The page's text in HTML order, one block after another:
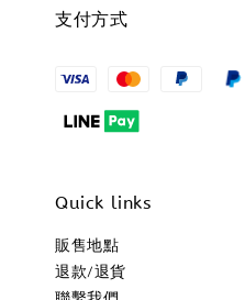
支付方式
Quick links
販售地點
退款/退貨